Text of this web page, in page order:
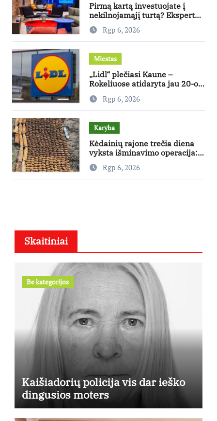
Pirmą kartą investuojate į
nekilnojamąjį turtą? Ekspertas
pataria, kaip pasirinkti būstą,
kuris generuos grąžą
Rgp 6, 2026
Miestas
„Lidl“ plečiasi Kaune –
Rokeliuose atidaryta jau 20-oji
parduotuvė mieste
Rgp 6, 2026
Karyba
Kėdainių rajone trečia diena
vyksta išminavimo operacija:
rastas didelis kiekis Antrojo
pasaulinio karo laikų
standartinės amunicijos ir jos
Rgp 6, 2026
Skaitiniai
Be kategorijos
Kaišiadorių policija vis dar ieško
dingusios moters